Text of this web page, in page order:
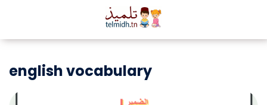
english vocabulary